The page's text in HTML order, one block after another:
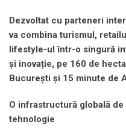
Dezvoltat cu parteneri
va combina turismul,
lifestyle-ul într-o singură
și inovație, pe 160 de
București și 15 minute de
O infrastructură globală
tehnologie